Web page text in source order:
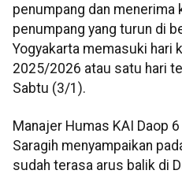
penumpang dan menerima
penumpang yang turun di
Yogyakarta memasuki hari
2025/2026 atau satu hari
Sabtu (3/1).
Manajer Humas KAI Daop
Saragih menyampaikan
sudah terasa arus balik di